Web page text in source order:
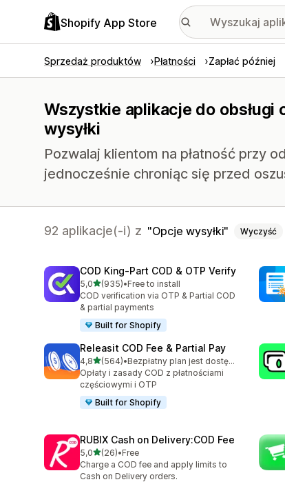
Shopify App Store
Sprzedaż produktów Płatności Zapłać później
Wszystkie aplikacje do obsługi
wysyłki
Pozwalaj klientom na płatność przy
jednocześnie chroniąc się przed
92 aplikacje(-i) z Opcje wysyłki Wyczyść
COD King‑Part COD & OTP Verify
5,0na 5 gwiazdek
(935)
Łączna liczba recenzji: 935
•Free to install
COD verification via OTP & Partial COD
& partial payments
Built for Shopify
Releasit COD Fee & Partial Pay
4,8na 5 gwiazdek
(564)
Łączna liczba recenzji: 564
•
Bezpłatny plan jest dostępny
Opłaty i zasady COD z płatnościami
częściowymi i OTP
Built for Shopify
RUBIX Cash on Delivery:COD Fee
5,0na 5 gwiazdek
(26)
Łączna liczba recenzji: 26
•Free
Charge a COD fee and apply limits to
Cash on Delivery orders.